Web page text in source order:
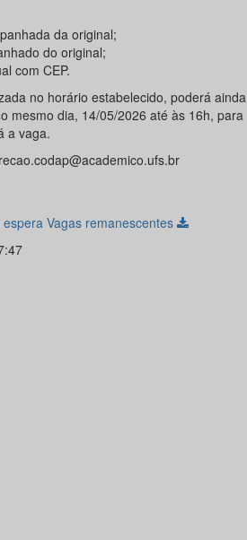
da original;
do original;
com CEP.
no horário estabelecido, poderá ainda
mesmo dia, 14/05/2026 até às 16h, para
a vaga.
Vagas remanescentes